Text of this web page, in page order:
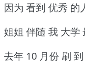
因为 看到 优秀 的
姐姐 伴随 我 大学
去年 10 月份 刷